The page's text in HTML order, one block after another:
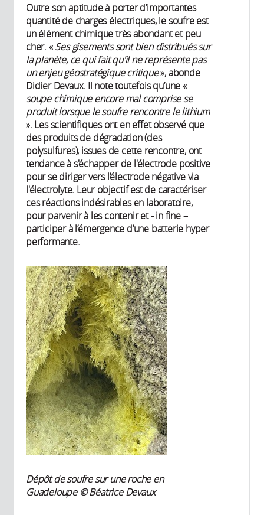
Outre son aptitude à porter d’importantes
quantité de charges électriques, le soufre est
un élément chimique très abondant et peu
cher. «Ses gisements sont bien distribués sur
la planète, ce qui fait qu'il ne représente pas
un enjeu géostratégique critique», abonde
Didier Devaux. Il note toutefois qu’une «
soupe chimique encore mal comprise se
produit lorsque le soufre rencontre le lithium
». Les scientifiques ont en effet observé que
des produits de dégradation (des
polysulfures), issues de cette rencontre, ont
tendance à s'échapper de l'électrode positive
pour se diriger vers l’électrode négative via
l'électrolyte. Leur objectif est de caractériser
ces réactions indésirables en laboratoire,
pour parvenir à les contenir et - in fine –
participer à l’émergence d’une batterie hyper
performante.
Dépôt de soufre sur une roche en
Guadeloupe © Béatrice Devaux